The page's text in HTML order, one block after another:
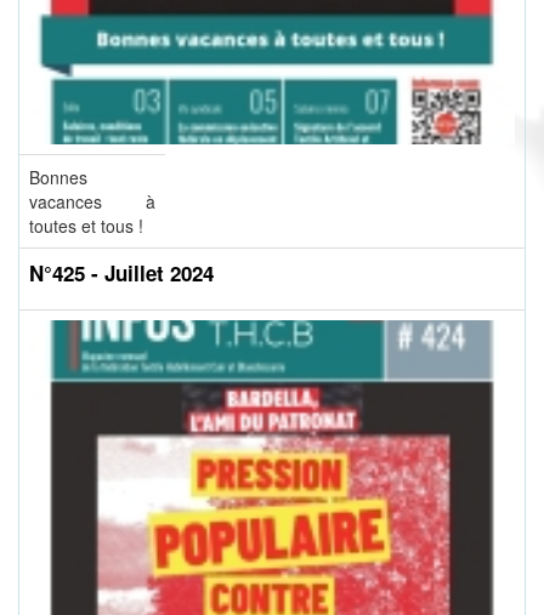
Bonnes
vacances à
toutes et tous !
N°425 - Juillet 2024